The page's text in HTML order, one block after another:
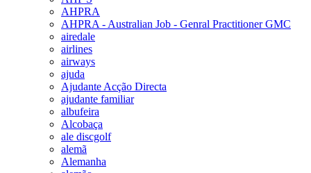
AHPRA
AHPRA - Australian Job - Genral Practitioner GMC
airedale
airlines
airways
ajuda
Ajudante Acção Directa
ajudante familiar
albufeira
Alcobaça
ale discgolf
alemã
Alemanha